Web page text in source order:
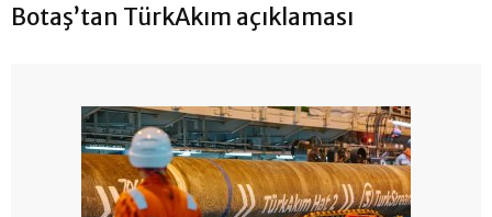
Botaş’tan TürkAkım açıklaması